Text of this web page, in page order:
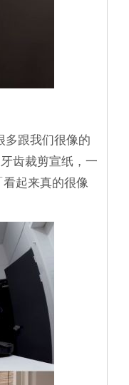
多跟我们很像的
齿裁剪宣纸，一
起来真的很像